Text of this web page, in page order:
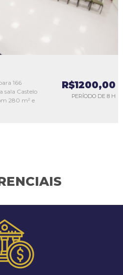
166
sala Castelo
280 m² e
R$1200,00
PERÍODO DE 8 H